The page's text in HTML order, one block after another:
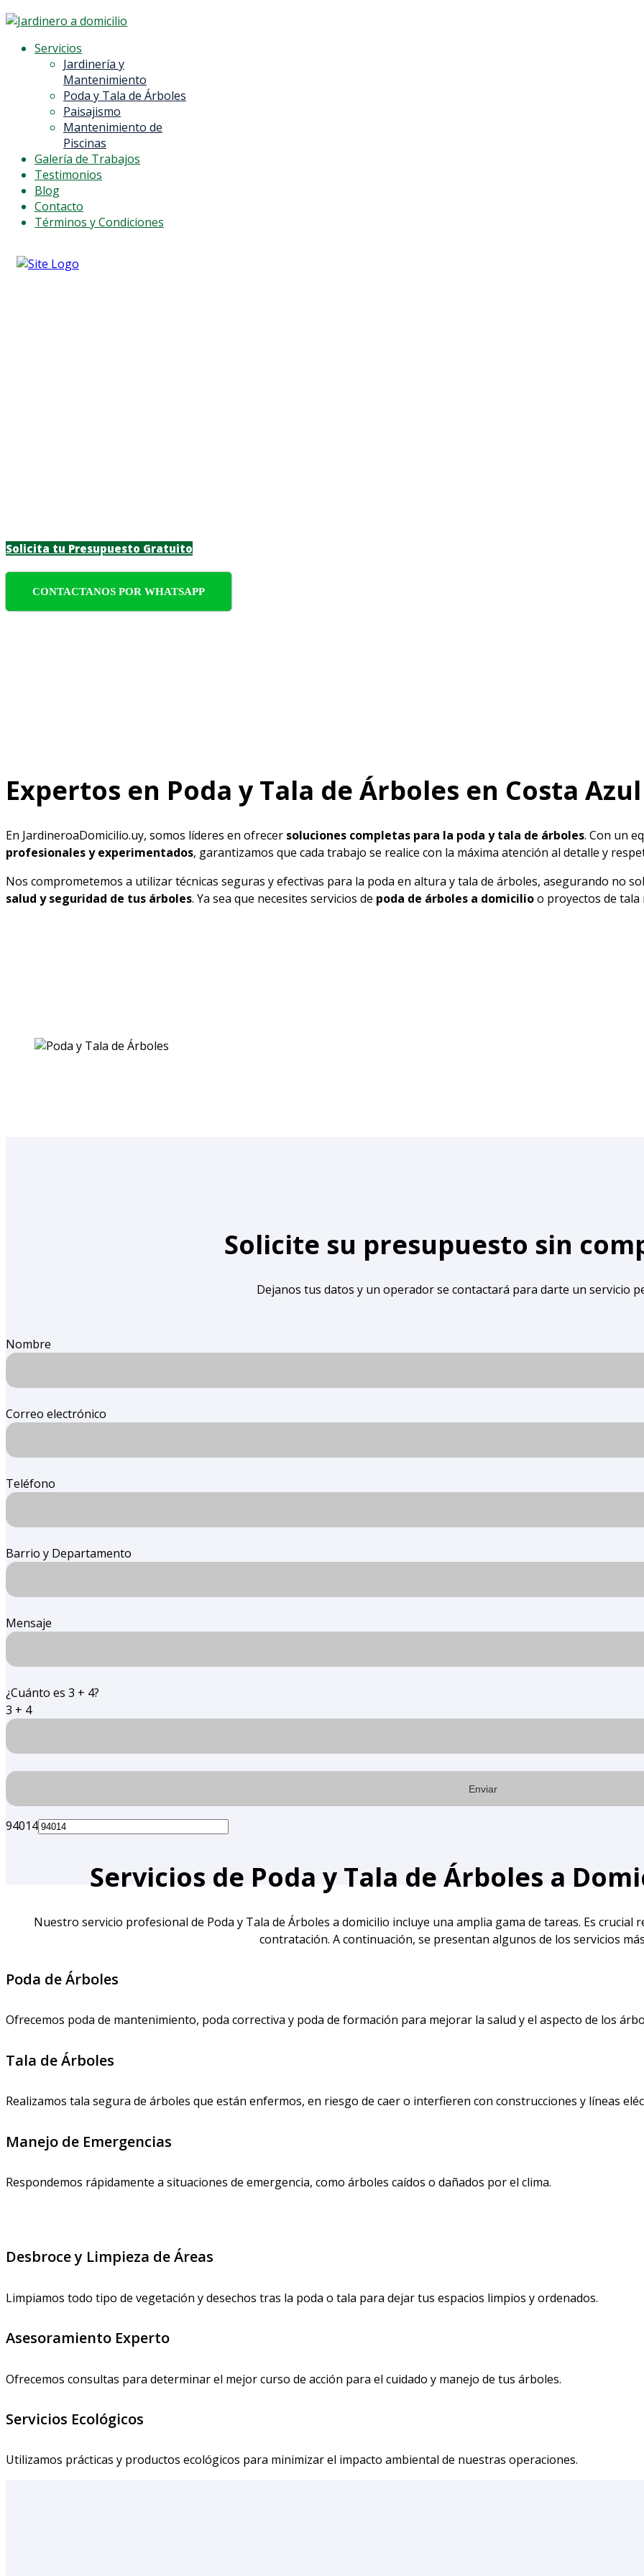
Servicios
Jardinería y
Mantenimiento
Poda y Tala de Árboles
Paisajismo
Mantenimiento de
Piscinas
Galería de Trabajos
Testimonios
Blog
Contacto
Términos y Condiciones
Solicita tu Presupuesto Gratuito
CONTACTANOS POR WHATSAPP
Expertos en Poda y Tala de Árboles en Costa Azul
En JardineroaDomicilio.uy, somos líderes en ofrecer soluciones completas para la poda y tala de árboles. Con un
profesionales y experimentados, garantizamos que cada trabajo se realice con la máxima atención al detalle y
Nos comprometemos a utilizar técnicas seguras y efectivas para la poda en altura y tala de árboles, asegurando no
salud y seguridad de tus árboles. Ya sea que necesites servicios de poda de árboles a domicilioo proyectos de tala
Solicite su presupuesto sin
Dejanos tus datos y un operador se contactará para darte un servicio
Nombre
Correo electrónico
Teléfono
Barrio y Departamento
Mensaje
¿Cuánto es 3 + 4?
3 + 4
94014
Servicios de Poda y Tala de Árboles a
Nuestro servicio profesional de Poda y Tala de Árboles a domicilio incluye una amplia gama de tareas. Es crucial
contratación. A continuación, se presentan algunos de los servicios
Poda de Árboles
Ofrecemos poda de mantenimiento, poda correctiva y poda de formación para mejorar la salud y el aspecto de los
Tala de Árboles
Realizamos tala segura de árboles que están enfermos, en riesgo de caer o interfieren con construcciones y líneas
Manejo de Emergencias
Respondemos rápidamente a situaciones de emergencia, como árboles caídos o dañados por el clima.
Desbroce y Limpieza de Áreas
Limpiamos todo tipo de vegetación y desechos tras la poda o tala para dejar tus espacios limpios y ordenados.
Asesoramiento Experto
Ofrecemos consultas para determinar el mejor curso de acción para el cuidado y manejo de tus árboles.
Servicios Ecológicos
Utilizamos prácticas y productos ecológicos para minimizar el impacto ambiental de nuestras operaciones.